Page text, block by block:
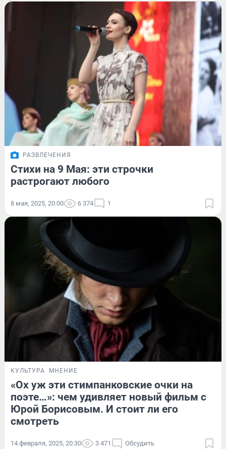
РАЗВЛЕЧЕНИЯ
Стихи на 9 Мая: эти строчки
растрогают любого
8 мая, 2025, 20:00 6 374 1
КУЛЬТУРА МНЕНИЕ
«Ох уж эти стимпанковские очки на
поэте…»: чем удивляет новый фильм с
Юрой Борисовым. И стоит ли его
смотреть
14 февраля, 2025, 20:30 3 471 Обсудить